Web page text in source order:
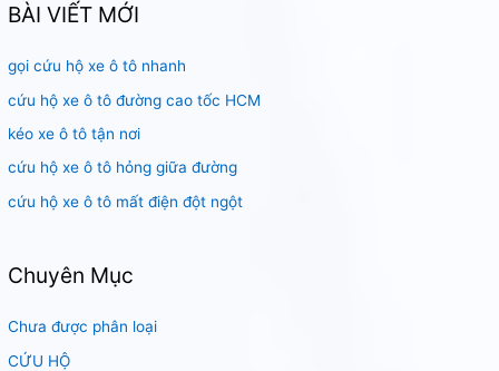
k
ế
m
:
BÀI VIẾT MỚI
gọi cứu hộ xe ô tô nhanh
cứu hộ xe ô tô đường cao tốc HCM
kéo xe ô tô tận nơi
cứu hộ xe ô tô hỏng giữa đường
cứu hộ xe ô tô mất điện đột ngột
Chuyên Mục
Chưa được phân loại
CỨU HỘ